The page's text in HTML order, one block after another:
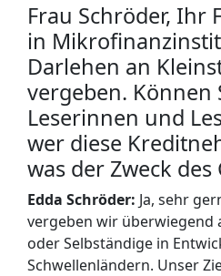
Frau Schröder, Ihr
in
Darlehen an
vergeben. Können
Leserinnen und
wer diese
was der Zweck des
Edda Schröder: Ja, sehr
vergeben wir überwiegend
oder Selbständige in
Schwellenländern. Unser